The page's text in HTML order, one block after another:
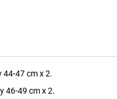
44-47 cm x 2.
46-49 cm x 2.